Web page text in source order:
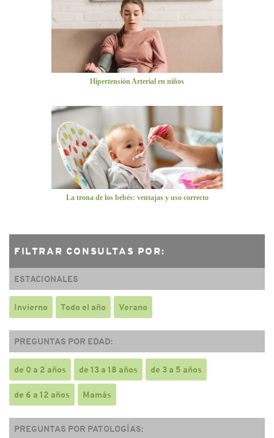
Hipertensión Arterial en niños
La trona de los bebés: ventajas y uso correcto
FILTRAR CONSULTAS POR:
ESTACIONALES
Invierno Todo el año Verano
PREGUNTAS POR EDAD:
de 0 a 2 años de 13 a 18 años de 3 a 5 años
de 6 a 12 años Mamás
PREGUNTAS POR PATOLOGÍAS: